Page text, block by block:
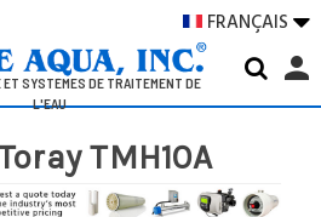
FRANÇAIS 
ET SYSTÈMES DE TRAITEMENT DE
L'EAU
Search
Keyword:
person
TMH10A